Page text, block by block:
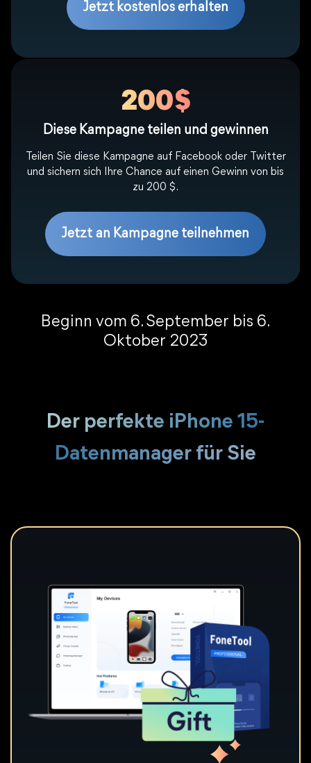
Jetzt kostenlos erhalten
200$
Diese Kampagne teilen und gewinnen
Teilen Sie diese Kampagne auf Facebook oder Twitter
und sichern sich Ihre Chance auf einen Gewinn von bis
zu 200 $.
Jetzt an Kampagne teilnehmen
Beginn vom 6. September bis 6.
Oktober 2023
Der perfekte iPhone 15-
Datenmanager für Sie